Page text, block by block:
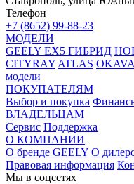
Телефон
+7 (8652) 99-88-23
МОДЕЛИ
GEELY EX5 ГИБРИД
CITYRAY ATLAS
модели
ПОКУПАТЕЛЯМ
Выбор и покупка
ВЛАДЕЛЬЦАМ
Сервис Поддержка
О КОМПАНИИ
О бренде GEELY О
Правовая информация
Мы в соцсетях